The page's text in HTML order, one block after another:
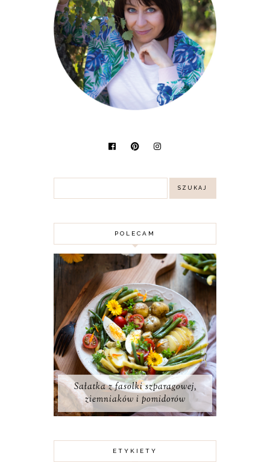
POLECAM
Sałatka z fasolki szparagowej,
ziemniaków i pomidorów
ETYKIETY